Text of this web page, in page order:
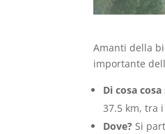
Amanti della
importante
Di cosa
37.5 km, tra
Dove? Si